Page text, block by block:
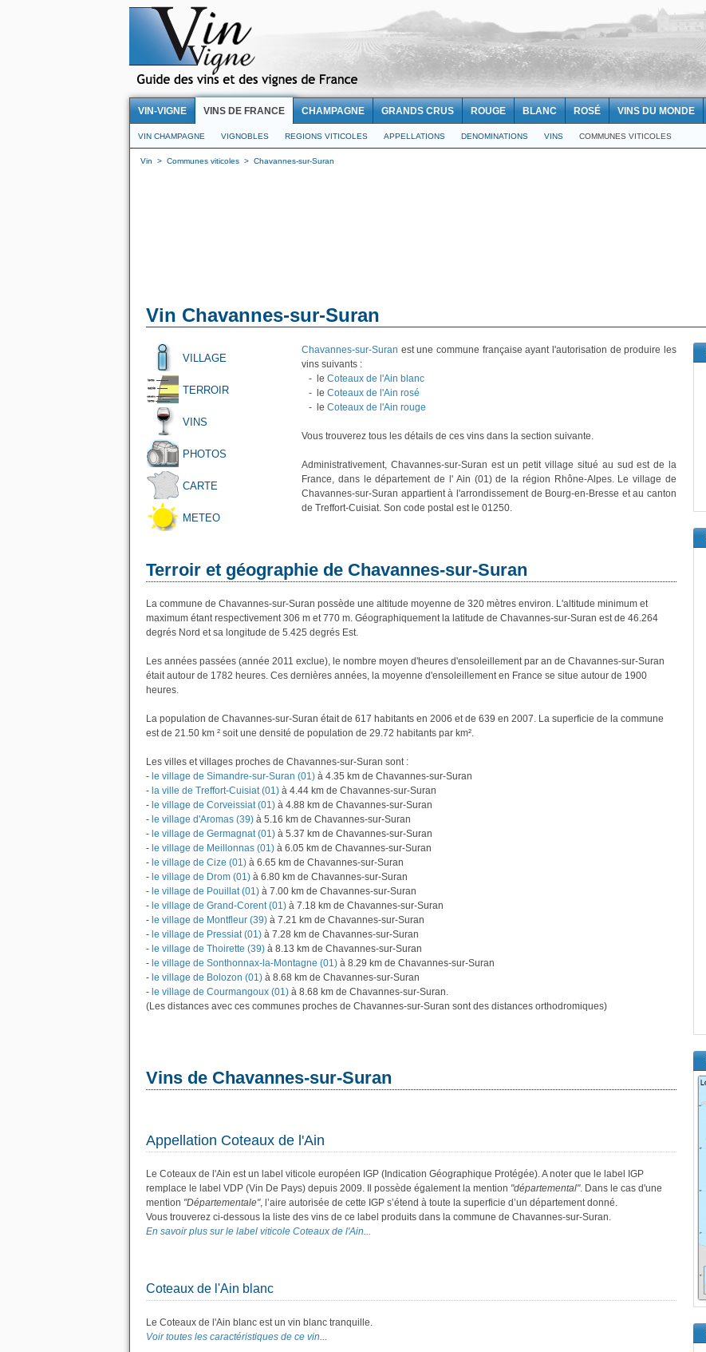
VIN-VIGNE VINS DE FRANCE CHAMPAGNE GRANDS CRUS ROUGE BLANC ROSÉ VINS DU MONDE
VIN CHAMPAGNE VIGNOBLES REGIONS VITICOLES APPELLATIONS DENOMINATIONS VINS COMMUNES VITICOLES
Vin > Communes viticoles > Chavannes-sur-Suran
Vin Chavannes-sur-Suran
VILLAGE
TERROIR
VINS
PHOTOS
CARTE
METEO
Chavannes-sur-Suran est une commune française ayant l'autorisation de produire les
vins suivants :
- le Coteaux de l'Ain blanc
- le Coteaux de l'Ain rosé
- le Coteaux de l'Ain rouge
Vous trouverez tous les détails de ces vins dans la section suivante.
Administrativement, Chavannes-sur-Suran est un petit village situé au sud est de la
France, dans le département de l' Ain (01) de la région Rhône-Alpes. Le village de
Chavannes-sur-Suran appartient à l'arrondissement de Bourg-en-Bresse et au canton
de Treffort-Cuisiat. Son code postal est le 01250.
Terroir et géographie de Chavannes-sur-Suran
La commune de Chavannes-sur-Suran possède une altitude moyenne de 320 mètres environ. L'altitude minimum et
maximum étant respectivement 306 m et 770 m. Géographiquement la latitude de Chavannes-sur-Suran est de 46.264
degrés Nord et sa longitude de 5.425 degrés Est.
Les années passées (année 2011 exclue), le nombre moyen d'heures d'ensoleillement par an de Chavannes-sur-Suran
était autour de 1782 heures. Ces dernières années, la moyenne d'ensoleillement en France se situe autour de 1900
heures.
La population de Chavannes-sur-Suran était de 617 habitants en 2006 et de 639 en 2007. La superficie de la commune
est de 21.50 km ² soit une densité de population de 29.72 habitants par km².
Les villes et villages proches de Chavannes-sur-Suran sont :
- le village de Simandre-sur-Suran (01) à 4.35 km de Chavannes-sur-Suran
- la ville de Treffort-Cuisiat (01) à 4.44 km de Chavannes-sur-Suran
- le village de Corveissiat (01) à 4.88 km de Chavannes-sur-Suran
- le village d'Aromas (39) à 5.16 km de Chavannes-sur-Suran
- le village de Germagnat (01) à 5.37 km de Chavannes-sur-Suran
- le village de Meillonnas (01) à 6.05 km de Chavannes-sur-Suran
- le village de Cize (01) à 6.65 km de Chavannes-sur-Suran
- le village de Drom (01) à 6.80 km de Chavannes-sur-Suran
- le village de Pouillat (01) à 7.00 km de Chavannes-sur-Suran
- le village de Grand-Corent (01) à 7.18 km de Chavannes-sur-Suran
- le village de Montfleur (39) à 7.21 km de Chavannes-sur-Suran
- le village de Pressiat (01) à 7.28 km de Chavannes-sur-Suran
- le village de Thoirette (39) à 8.13 km de Chavannes-sur-Suran
- le village de Sonthonnax-la-Montagne (01) à 8.29 km de Chavannes-sur-Suran
- le village de Bolozon (01) à 8.68 km de Chavannes-sur-Suran
- le village de Courmangoux (01) à 8.68 km de Chavannes-sur-Suran.
(Les distances avec ces communes proches de Chavannes-sur-Suran sont des distances orthodromiques)
Vins de Chavannes-sur-Suran
Appellation Coteaux de l'Ain
Le Coteaux de l'Ain est un label viticole européen IGP (Indication Géographique Protégée). A noter que le label IGP
remplace le label VDP (Vin De Pays) depuis 2009. Il possède également la mention "départemental". Dans le cas d'une
mention "Départementale", l’aire autorisée de cette IGP s’étend à toute la superficie d’un département donné.
Vous trouverez ci-dessous la liste des vins de ce label produits dans la commune de Chavannes-sur-Suran.
En savoir plus sur le label viticole Coteaux de l'Ain...
Coteaux de l'Ain blanc
Le Coteaux de l'Ain blanc est un vin blanc tranquille.
Voir toutes les caractéristiques de ce vin...